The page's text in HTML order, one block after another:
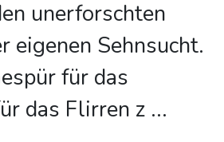
unerforschten
eigenen Sehnsucht.
für das
das Flirren z ...